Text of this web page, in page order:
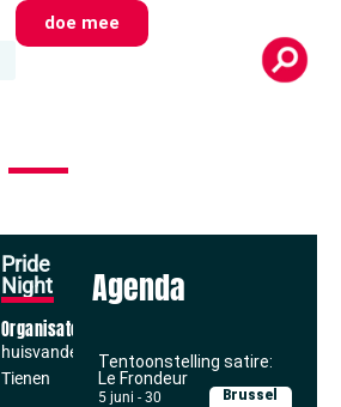
doe mee
Pride
Night
Organisator
huisvandeMens
Tienen
Agenda
Tentoonstelling satire:
Le Frondeur
5 juni - 30
Brussel